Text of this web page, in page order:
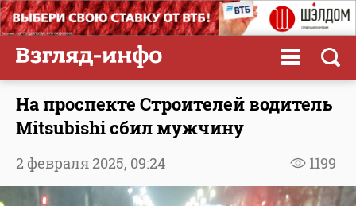
На проспекте Строителей водитель
Mitsubishi сбил мужчину
1199
2 февраля 2025, 09:24